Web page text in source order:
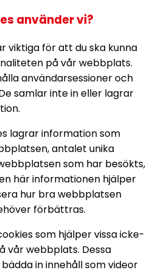
använder vi?
viktiga för att du ska kunna
på vår webbplats.
användarsessioner och
samlar inte in eller lagrar
lagrar information som
antalet unika
som har besökts,
här informationen hjälper
hur bra webbplatsen
förbättras.
som hjälper vissa icke-
vår webbplats. Dessa
in innehåll som videor